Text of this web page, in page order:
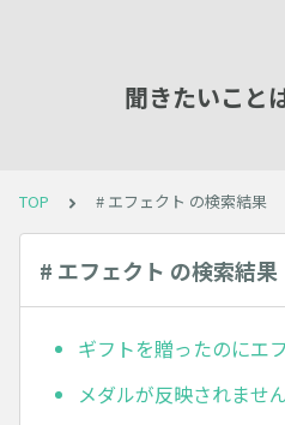
聞きたいこと
TOP # エフェクト の検索結果
# エフェクト の検索結果
ギフトを贈ったのにエ
メダルが反映されませ